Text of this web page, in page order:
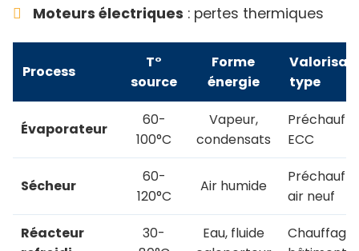
Moteurs électriques : pertes thermiques
Process
T°
source
Forme
énergie
type
Évaporateur
60-
100°C
Vapeur,
condensats
ECC
Sécheur
60-
120°C
Air humide
air neuf
Réacteur
30-
Eau, fluide
Chauffage